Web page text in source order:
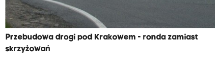
Przebudowa drogi pod Krakowem - ronda zamiast
skrzyżowań